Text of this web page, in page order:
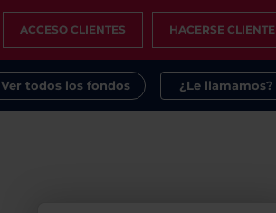
ACCESO CLIENTES HACERSE CLIENTE
Ver todos los fondos ¿Le llamamos?